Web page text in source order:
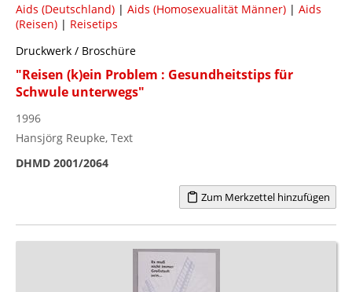
Aids (Deutschland) | Aids (Homosexualität Männer) | Aids
(Reisen) | Reisetips
Druckwerk / Broschüre
"Reisen (k)ein Problem : Gesundheitstips für
Schwule unterwegs"
1996
Hansjörg Reupke, Text
DHMD 2001/2064
Zum Merkzettel hinzufügen